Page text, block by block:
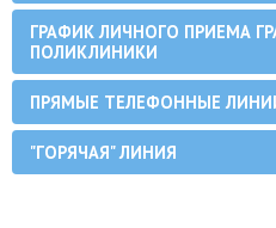
ГРАФИК ЛИЧНОГО ПРИЕМА
ПОЛИКЛИНИКИ
ПРЯМЫЕ ТЕЛЕФОННЫЕ
"ГОРЯЧАЯ" ЛИНИЯ